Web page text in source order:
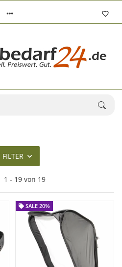
FILTER
1 - 19 von 19
SALE 20%
SALE 20%